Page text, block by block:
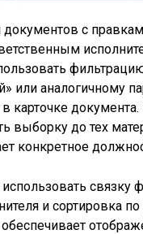
с
или аналогичному
карточке
выборку до тех
конкретное
связку
и сортировка